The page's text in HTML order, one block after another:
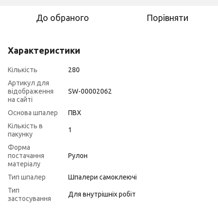
До обраного Порівняти
Характеристики
Кількість
280
Артикул для
відображення
на сайті
SW-00002062
Основа шпалер
ПВХ
Кількість в
пакунку
1
Форма
постачання
матеріалу
Рулон
Тип шпалер
Шпалери самоклеючі
Тип
застосування
Для внутрішніх робіт